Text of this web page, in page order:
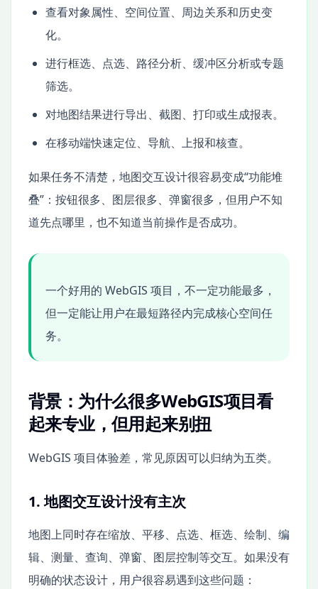
查看对象属性、空间位置、周边关系和历史变
化。
进行框选、点选、路径分析、缓冲区分析或专题
筛选。
对地图结果进行导出、截图、打印或生成报表。
在移动端快速定位、导航、上报和核查。
如果任务不清楚，地图交互设计很容易变成“功能堆
叠”：按钮很多、图层很多、弹窗很多，但用户不知
道先点哪里，也不知道当前操作是否成功。
一个好用的 WebGIS 项目，不一定功能最多，
但一定能让用户在最短路径内完成核心空间任
务。
背景：为什么很多WebGIS项目看
起来专业，但用起来别扭
WebGIS 项目体验差，常见原因可以归纳为五类。
1. 地图交互设计没有主次
地图上同时存在缩放、平移、点选、框选、绘制、编
辑、测量、查询、弹窗、图层控制等交互。如果没有
明确的状态设计，用户很容易遇到这些问题：